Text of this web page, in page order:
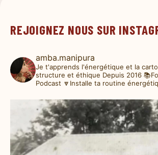
REJOIGNEZ NOUS SUR
amba.manipura
Je t'apprends l'énergétique et la
structure et éthique Depuis 2016
Podcast 🔽Installe ta routine